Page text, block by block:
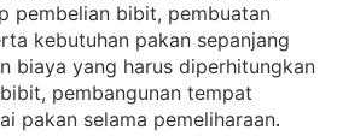
pembelian bibit, pembuatan
kebutuhan pakan sepanjang
biaya yang harus diperhitungkan
pembangunan tempat
pakan selama pemeliharaan.